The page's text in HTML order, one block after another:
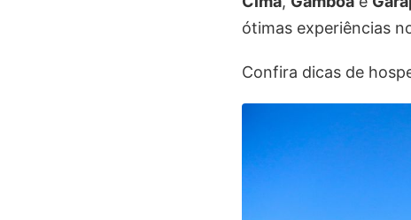
ótimas experiências
Confira dicas de